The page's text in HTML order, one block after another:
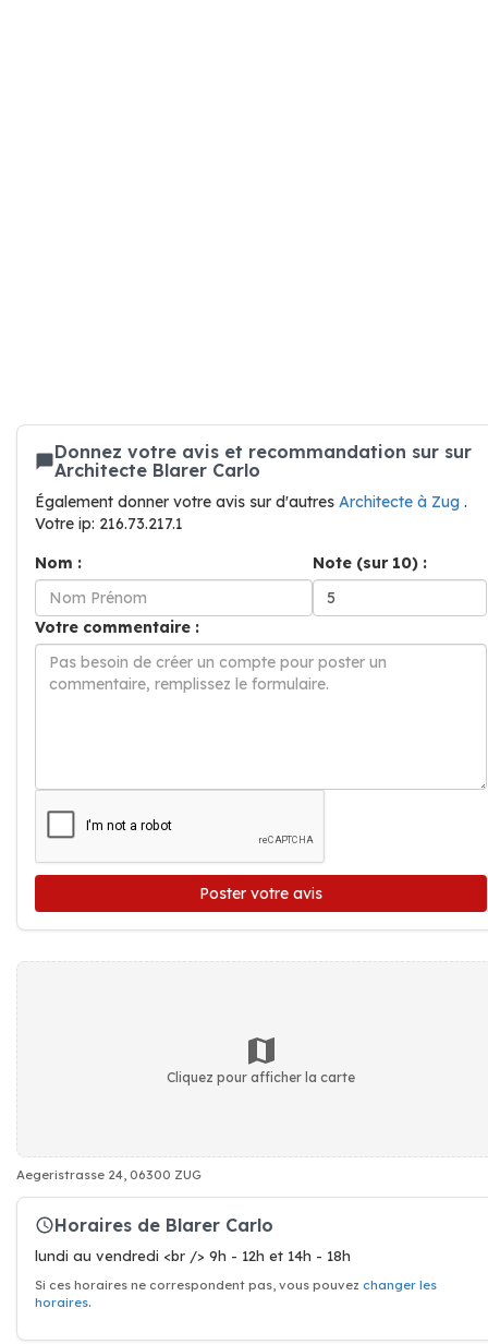
Donnez votre avis et recommandation sur sur
Architecte Blarer Carlo
Également donner votre avis sur d'autres Architecte à Zug .
Votre ip: 216.73.217.1
Nom :
Note (sur 10) :
Votre commentaire :
Poster votre avis
Cliquez pour afficher la carte
Aegeristrasse 24, 06300 ZUG
Horaires de Blarer Carlo
lundi au vendredi <br /> 9h - 12h et 14h - 18h
Si ces horaires ne correspondent pas, vous pouvez changer les
horaires.